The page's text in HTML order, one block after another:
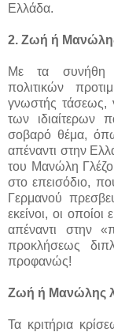
Ελλάδα.
2. Ζωή ή
Με τα συνήθη
πολιτικών
γνωστής τάσεως,
των ιδιαίτερων
σοβαρό θέμα,
απέναντι στην
του Μανώλη
στο επεισόδιο,
Γερμανού
εκείνοι, οι
απέναντι στην
προκλήσεως
προφανώς!
Ζωή ή Μανώλης
Τα κριτήρια